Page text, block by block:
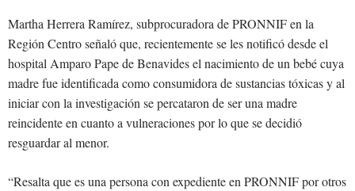
Martha Herrera Ramírez, subprocuradora de PRONNIF en la
Región Centro señaló que, recientemente se les notificó desde el
hospital Amparo Pape de Benavides el nacimiento de un bebé cuya
madre fue identificada como consumidora de sustancias tóxicas y al
iniciar con la investigación se percataron de ser una madre
reincidente en cuanto a vulneraciones por lo que se decidió
resguardar al menor.
“Resalta que es una persona con expediente en PRONNIF por otros